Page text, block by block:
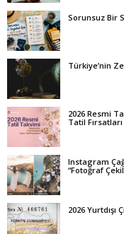
Sorunsuz Bir
Türkiye’nin
2026 Resmi
Tatil Fırsatları
Instagram
“Fotoğraf
2026 Yurtdışı